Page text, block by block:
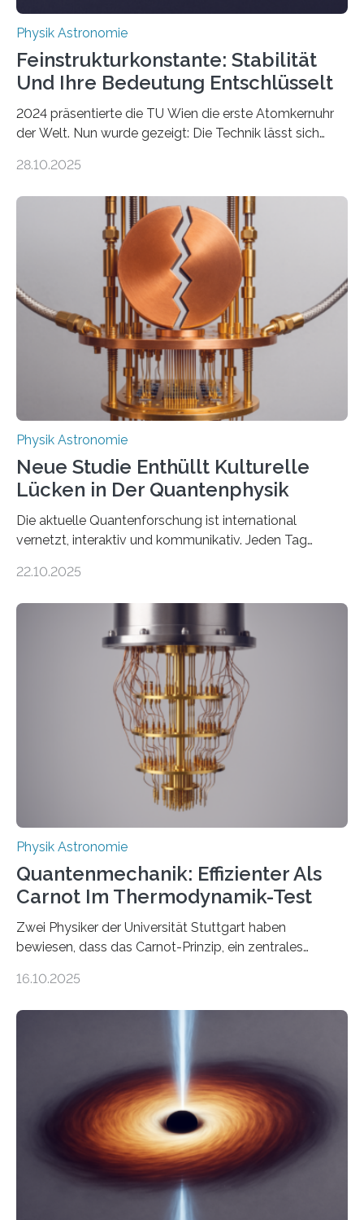
Physik Astronomie
Feinstrukturkonstante: Stabilität
Und Ihre Bedeutung Entschlüsselt
2024 präsentierte die TU Wien die erste Atomkernuhr
der Welt. Nun wurde gezeigt: Die Technik lässt sich
fundamentalen Physik nachzugehen. Thorium-
Messungen verwenden. Das hatte man jahrzehntelang
vermutet, weltweit war nach den passenden
Atomkern-Zuständen gesucht worden, 2024 gelang
einem Team der TU Wien mit Unterstützung
internationaler Partner der entscheidende Durchbruch:
Der lange diskutierte Thorium-Kernübergang wurde
gefunden. Kurz darauf konnte man zeigen, dass sich
Thorium tatsächlich nutzen lässt, um hochpräzise…
28.10.2025
Physik Astronomie
Neue Studie Enthüllt Kulturelle
Lücken in Der Quantenphysik
Die aktuelle Quantenforschung ist international
vernetzt, interaktiv und kommunikativ. Jeden Tag
oft von Autor*innen, die eng zusammenarbeiten. Neue
werden schnell weiterentwickelt. Dies ist der Alltag in
der Forschung der Quantentheorie, die dieses Jahr 100
Jahre alt geworden ist, weshalb die UNESCO 2025 zum
Internationalen Jahr der Quantenwissenschaft und -
technologie ausgerufen hat. Doch nun hat eine
internationale Forschungsgruppe um den
22.10.2025
Physik Astronomie
Quantenmechanik: Effizienter Als
Carnot Im Thermodynamik-Test
Zwei Physiker der Universität Stuttgart haben
bewiesen, dass das Carnot-Prinzip, ein zentrales
Größenordnung von Atomen gilt, deren physikalische
Quantenmotoren voranbringen. Das
Wissenschaftsjournal Science Advances veröffentlichte
die Herleitung. (DOI: 10.1126/sciadv.adw8462)
Verbrennungsmotoren oder Dampfturbinen sind
Wärmekraftmaschinen: Sie wandeln thermische
Energie in mechanische Bewegung um – oder anders
ausgedrückt, Wärme in Bewegung. In
quantenmechanischen Experimenten ist es in den…
16.10.2025